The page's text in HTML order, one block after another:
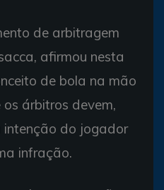
de arbitragem
afirmou nesta
de bola na mão
árbitros devem,
intenção do jogador
infração.